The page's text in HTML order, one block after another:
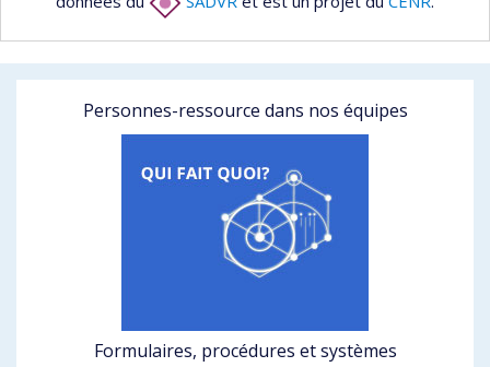
Personnes-ressource dans nos équipes
Formulaires, procédures et systèmes